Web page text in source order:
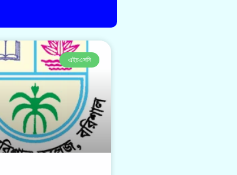
এইচএসসি